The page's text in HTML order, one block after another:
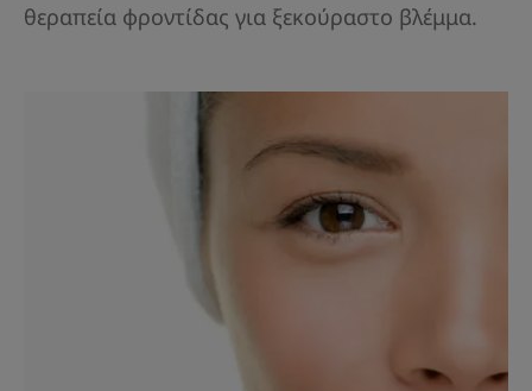
θεραπεία φροντίδας για ξεκούραστο βλέμμα.